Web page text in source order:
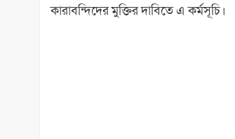
কারাবন্দিদের মুক্তির দাবিতে এ কর্মসূচি।